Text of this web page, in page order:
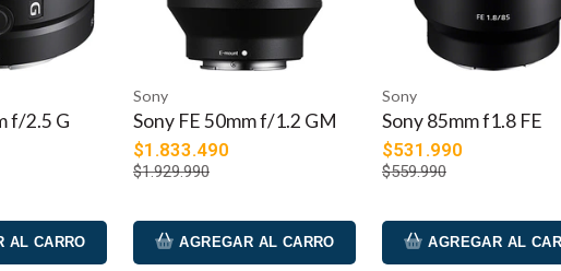
condiciones de iluminación difíciles y también ofrece una gran cantidad
profundas.
a cada superficie de la lente para ayudar a minimizar los reflejos
al diseño óptico para un control efectivo sobre el
diseño de la lente para ayudar a reducir las aberraciones cromáticas y
y el mecanismo de enfoque interno proporcionan un rendimiento
más natural e intuitivo. Un interruptor AF/MF se encuentra en el
f/1.2 GM
AL CARRO
Sony
Sony 85mm f1.8 FE
$531.990
$559.990
AGREGAR AL CARRO
Sony
Sony 24-240mm f3.5-
OSS FE
$911.990
AGREGAR AL